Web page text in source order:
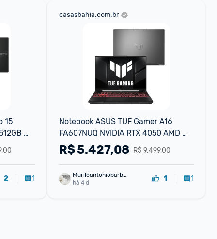
15
2 1
casasbahia.com.br
Notebook ASUS TUF Gamer A16
FA607NUQ NVIDIA RTX 4050 AMD
Ryzen 7 8GB RAM 512GB SSD Linux
16" LCD LED IPS FHD 144Hz-RL035
R$ 9.499,00
R$5.427,08
Muriloantoniobarbo
sa
há 4 d 1 1